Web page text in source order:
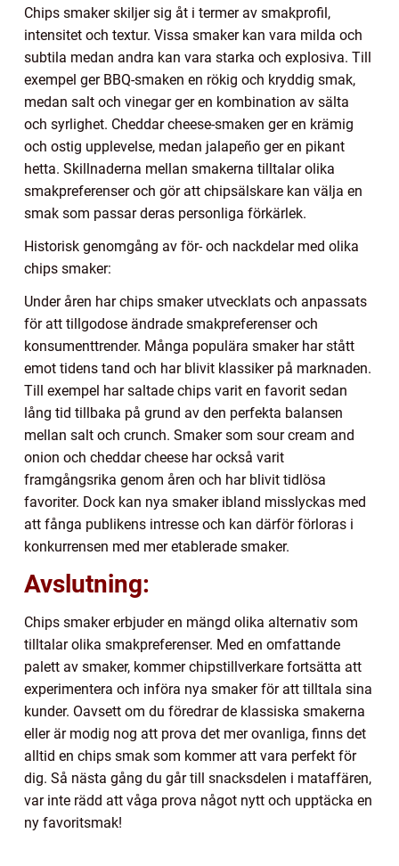
Chips smaker skiljer sig åt i termer av smakprofil,
intensitet och textur. Vissa smaker kan vara milda och
subtila medan andra kan vara starka och explosiva. Till
exempel ger BBQ-smaken en rökig och kryddig smak,
medan salt och vinegar ger en kombination av sälta
och syrlighet. Cheddar cheese-smaken ger en krämig
och ostig upplevelse, medan jalapeño ger en pikant
hetta. Skillnaderna mellan smakerna tilltalar olika
smakpreferenser och gör att chipsälskare kan välja en
smak som passar deras personliga förkärlek.
Historisk genomgång av för- och nackdelar med olika
chips smaker:
Under åren har chips smaker utvecklats och anpassats
för att tillgodose ändrade smakpreferenser och
konsumenttrender. Många populära smaker har stått
emot tidens tand och har blivit klassiker på marknaden.
Till exempel har saltade chips varit en favorit sedan
lång tid tillbaka på grund av den perfekta balansen
mellan salt och crunch. Smaker som sour cream and
onion och cheddar cheese har också varit
framgångsrika genom åren och har blivit tidlösa
favoriter. Dock kan nya smaker ibland misslyckas med
att fånga publikens intresse och kan därför förloras i
konkurrensen med mer etablerade smaker.
Avslutning:
Chips smaker erbjuder en mängd olika alternativ som
tilltalar olika smakpreferenser. Med en omfattande
palett av smaker, kommer chipstillverkare fortsätta att
experimentera och införa nya smaker för att tilltala sina
kunder. Oavsett om du föredrar de klassiska smakerna
eller är modig nog att prova det mer ovanliga, finns det
alltid en chips smak som kommer att vara perfekt för
dig. Så nästa gång du går till snacksdelen i mataffären,
var inte rädd att våga prova något nytt och upptäcka en
ny favoritsmak!